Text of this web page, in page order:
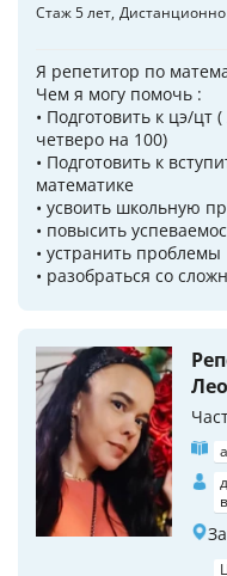
Стаж 5 лет Дистанционно
Я репетитор по
Чем я могу помочь :
• Подготовить к цэ/цт
четверо на 100)
• Подготовить к
математике
• усвоить школьную
• повысить
• устранить проблемы
• разобраться со